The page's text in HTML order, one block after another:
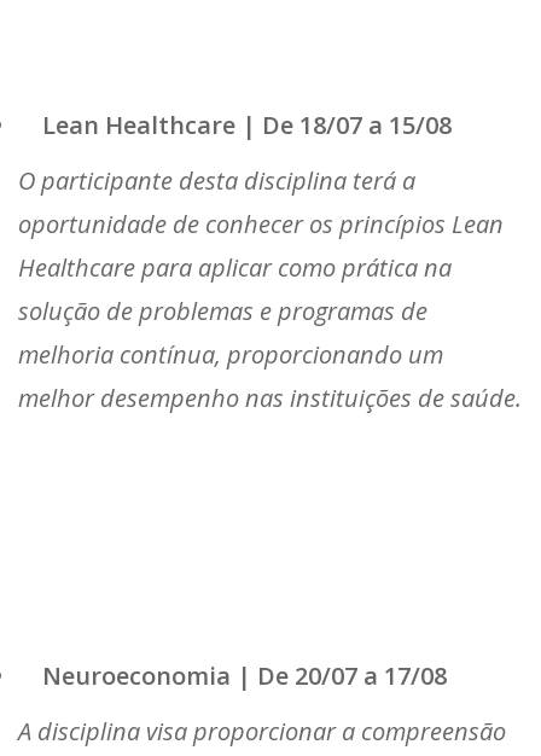
Lean Healthcare | De 18/07 a 15/08
O participante desta disciplina terá a
oportunidade de conhecer os princípios Lean
Healthcare para aplicar como prática na
solução de problemas e programas de
melhoria contínua, proporcionando um
melhor desempenho nas instituições de saúde.
Neuroeconomia | De 20/07 a 17/08
A disciplina visa proporcionar a compreensão